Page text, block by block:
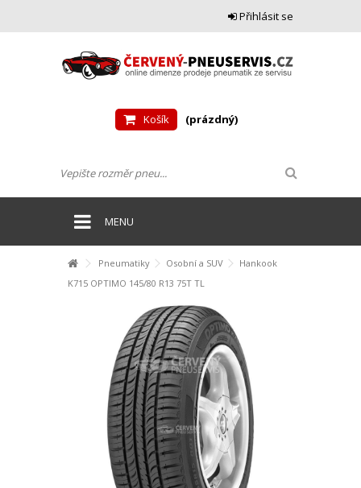
Přihlásit se
Košík (prázdný)
MENU
Pneumatiky Osobní a SUV
Hankook
K715 OPTIMO 145/80 R13 75T TL